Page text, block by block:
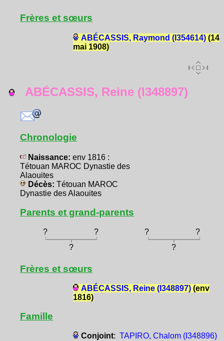
Frères et sœurs
ABÉCASSIS, Raymond (I354614)(14
mai 1908)
ABÉCASSIS, Reine (I348897)
Chronologie
Naissance: env 1816 :
Tétouan MAROC Dynastie des
Alaouites
Décès: Tétouan MAROC
Dynastie des Alaouites
Parents et grand-parents
? ? ?
?
?
?
Frères et sœurs
ABÉCASSIS, Reine (I348897)(env
1816)
Famille
Conjoint: TAPIRO, Chalom (I348896)